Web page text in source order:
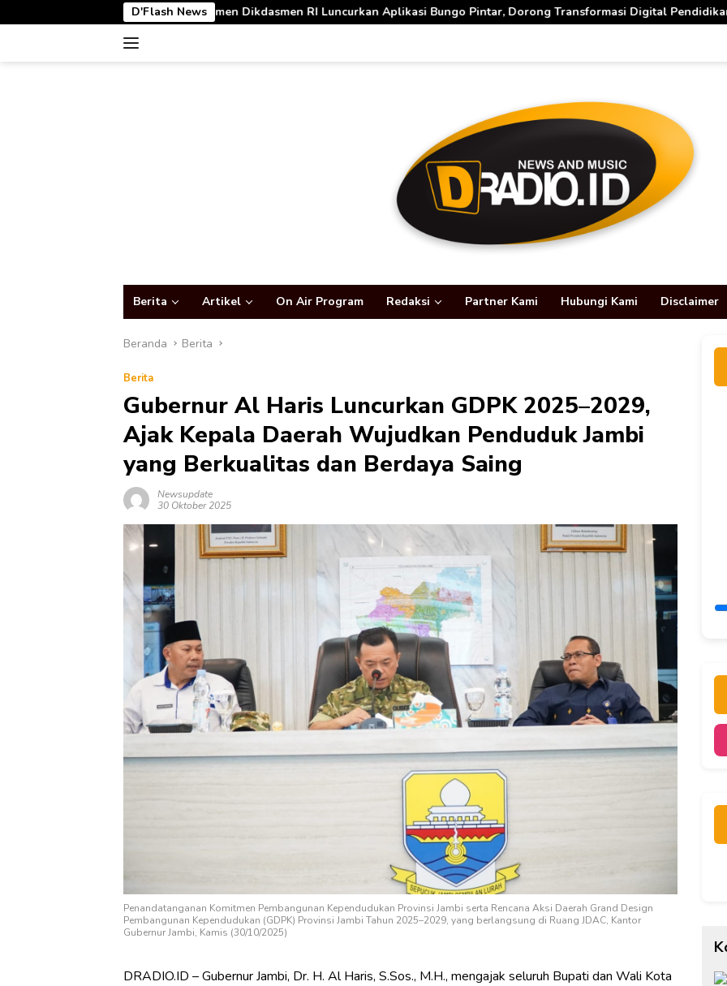
ke
D'Flash News
Bersama Wamen Dikdasmen RI Luncurkan Aplikasi Bungo Pintar, Dorong Transformasi Digital Pendidikan di Jambi
Berita Artikel On Air Program Redaksi Partner Kami Hubungi Kami Disclaimer
Beranda Berita
Berita
Gubernur Al Haris Luncurkan GDPK 2025–2029,
Ajak Kepala Daerah Wujudkan Penduduk Jambi
yang Berkualitas dan Berdaya Saing
Newsupdate
30 Oktober 2025
Penandatanganan Komitmen Pembangunan Kependudukan Provinsi Jambi serta Rencana Aksi Daerah Grand Design
Pembangunan Kependudukan (GDPK) Provinsi Jambi Tahun 2025–2029, yang berlangsung di Ruang JDAC, Kantor
Gubernur Jambi, Kamis (30/10/2025)
DRADIO.ID – Gubernur Jambi, Dr. H. Al Haris, S.Sos., M.H., mengajak seluruh Bupati dan Wali Kota